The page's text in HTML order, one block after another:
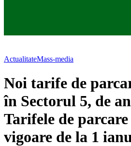
ActualitateMass-media
Noi tarife de
în Sectorul 5, de
Tarifele de
vigoare de la 1